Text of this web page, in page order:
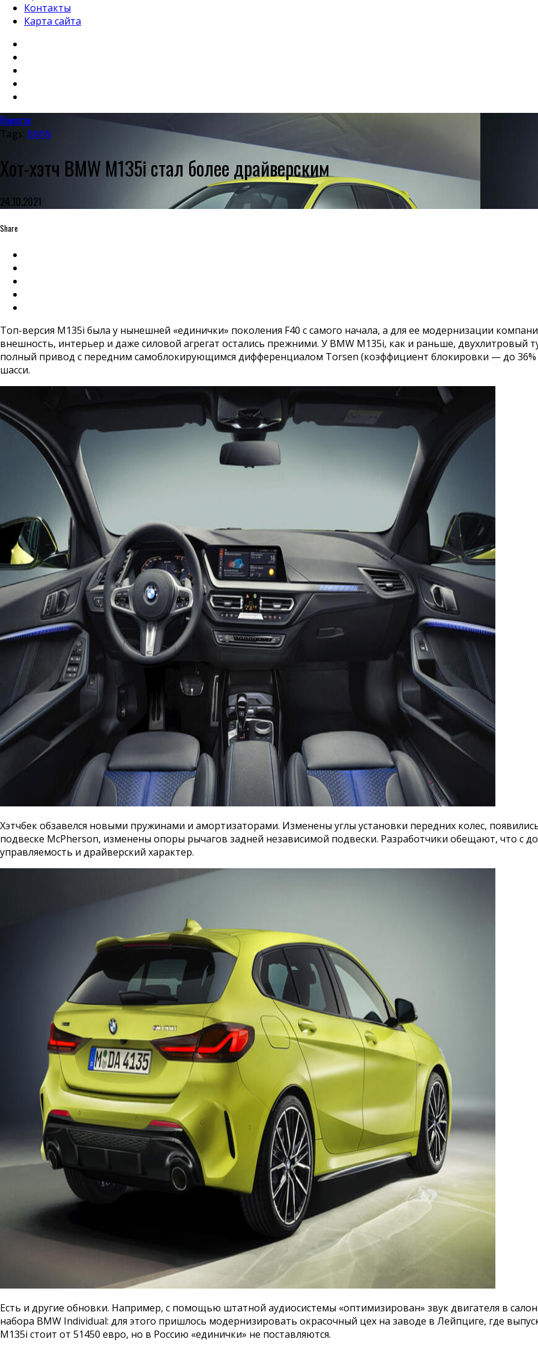
Контакты
Карта сайта
Новости
Tags: BMW
Хот-хэтч BMW M135i стал более драйверским
24.10.2021
Share
Топ-версия M135i была у нынешней «единички» поколения F40 с самого начала, а для ее модернизации
внешность, интерьер и даже силовой агрегат остались прежними. У BMW M135i, как и раньше, двухлитровый
полный привод с передним самоблокирующимся дифференциалом Torsen (коэффициент блокировки — до
шасси.
Хэтчбек обзавелся новыми пружинами и амортизаторами. Изменены углы установки передних колес,
подвеске McPherson, изменены опоры рычагов задней независимой подвески. Разработчики обещают, что с
управляемость и драйверский характер.
Есть и другие обновки. Например, с помощью штатной аудиосистемы «оптимизирован» звук двигателя в
набора BMW Individual: для этого пришлось модернизировать окрасочный цех на заводе в Лейпциге, где
M135i стоит от 51450 евро, но в Россию «единички» не поставляются.